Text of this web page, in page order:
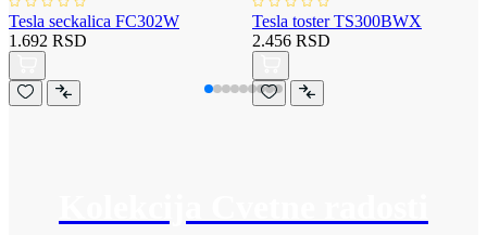
Tesla seckalica FC302W
1.692 RSD
Tesla toster TS300BWX
2.456 RSD